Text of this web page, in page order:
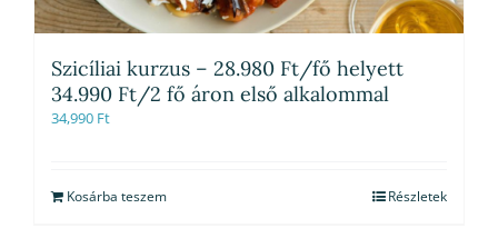
Szicíliai kurzus – 28.980 Ft/fő helyett
34.990 Ft/2 fő áron első alkalommal
34,990 Ft
Kosárba teszem Részletek